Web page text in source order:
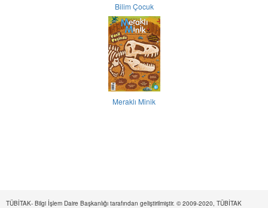
Bilim Çocuk
Meraklı Minik
TÜBİTAK- Bilgi İşlem Daire Başkanlığı tarafından geliştirilmiştir. © 2009-2020, TÜBİTAK